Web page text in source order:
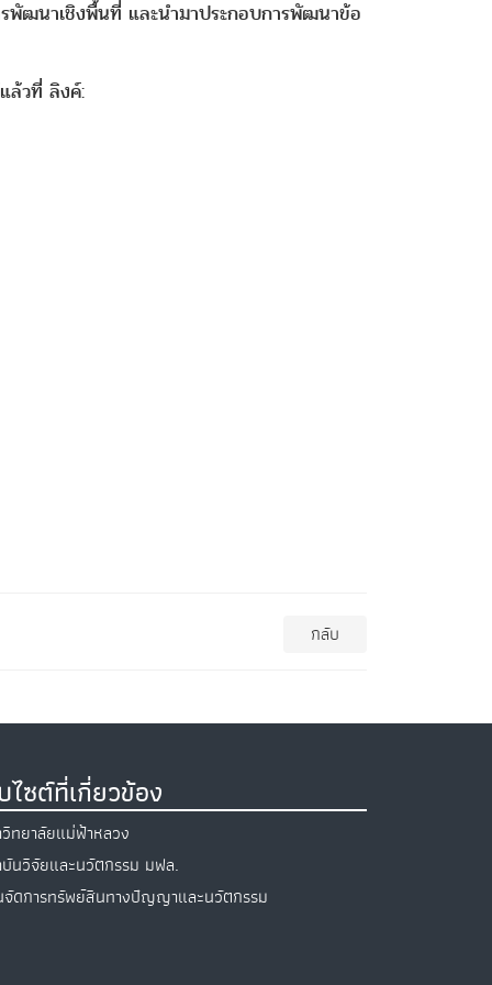
พัฒนาเชิงพื้นที่ และนำมาประกอบการพัฒนาข้อ
ล้วที่ ลิงค์:
กลับ
ไซต์ที่เกี่ยวข้อง
ทยาลัยแม่ฟ้าหลวง
นวิจัยและนวัตกรรม มฟล.
ดการทรัพย์สินทางปัญญาและนวัตกรรม